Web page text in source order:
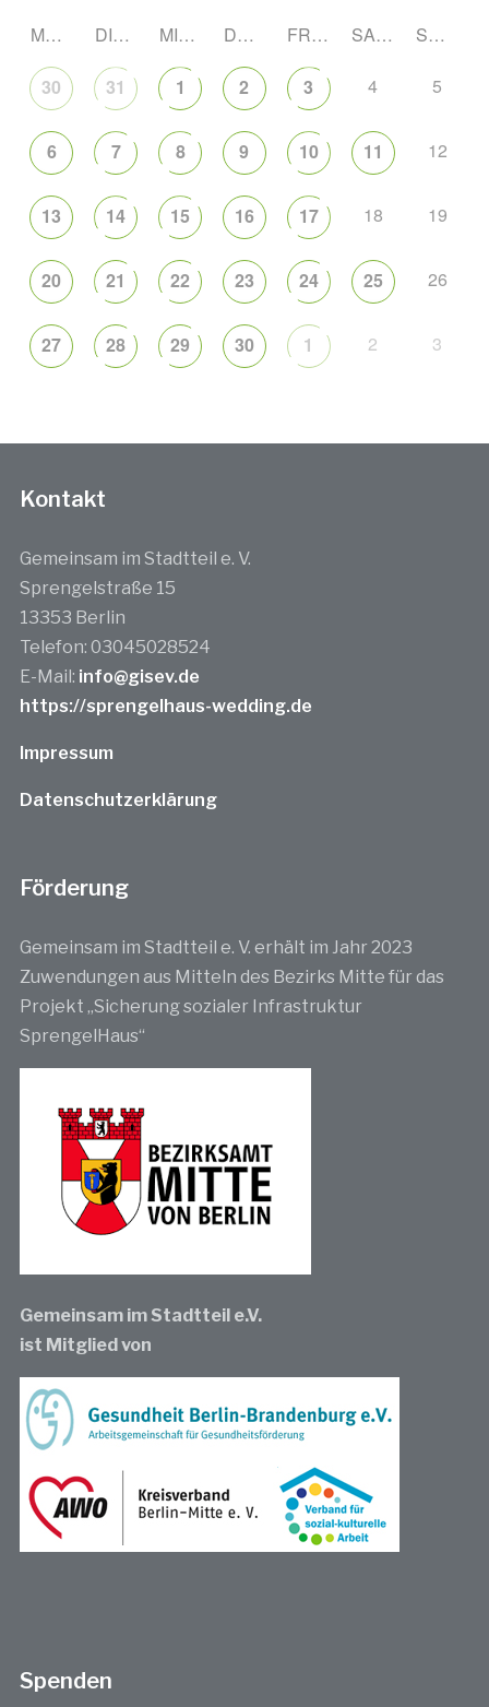
MONTAG DIENSTAG MITTWOCH DONNERSTAG FREITAG SAMSTAG SONNTAG
30 31 1 2 3 4 5
6 7 8 9 10 11 12
13 14 15 16 17 18 19
20 21 22 23 24 25 26
27 28 29 30 1 2 3
Kontakt
Gemeinsam im Stadtteil e. V.
Sprengelstraße 15
13353 Berlin
Telefon: 03045028524
E-Mail: info@gisev.de
https://sprengelhaus-wedding.de
Impressum
Datenschutzerklärung
Förderung
Gemeinsam im Stadtteil e. V. erhält im Jahr 2023
Zuwendungen aus Mitteln des Bezirks Mitte für das
Projekt „Sicherung sozialer Infrastruktur
SprengelHaus“
Gemeinsam im Stadtteil e.V.
ist Mitglied von
Spenden